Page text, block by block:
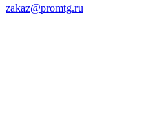
zakaz@promtg.ru